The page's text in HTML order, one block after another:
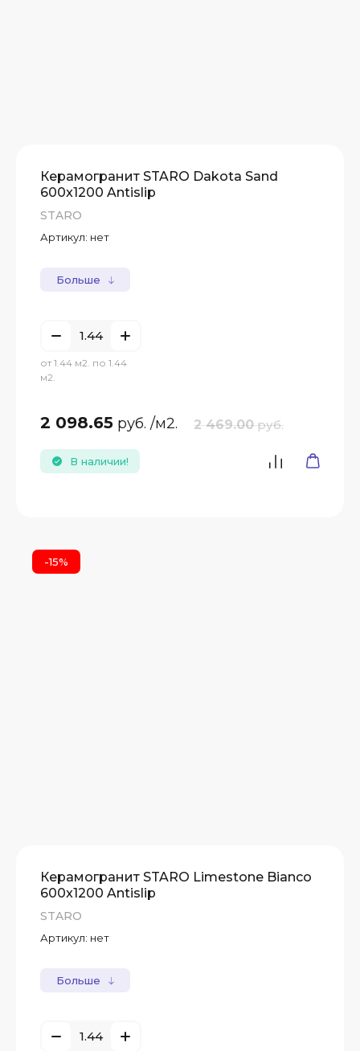
Керамогранит STARO Dakota Sand
600x1200 Antislip
STARO
Артикул: нет
Больше
от 1.44 м2. по 1.44
м2.
2 098.65 руб. /м2. 2 469.00 руб.
В наличии!
-15%
Керамогранит STARO Limestone Bianco
600x1200 Antislip
STARO
Артикул: нет
Больше